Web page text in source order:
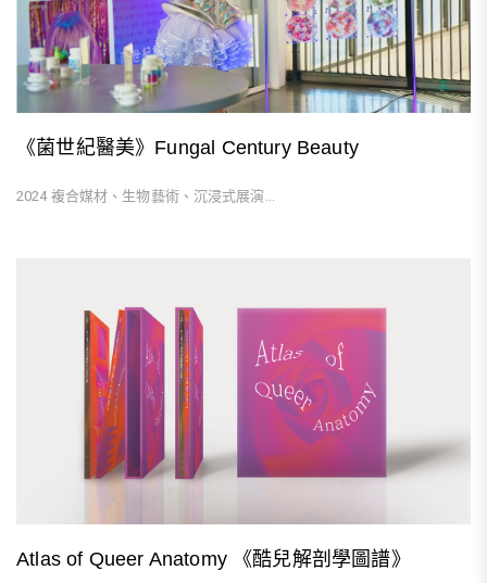
《菌世紀醫美》Fungal Century Beauty
2024 複合媒材、生物藝術、沉浸式展演...
Atlas of Queer Anatomy 《酷兒解剖學圖譜》